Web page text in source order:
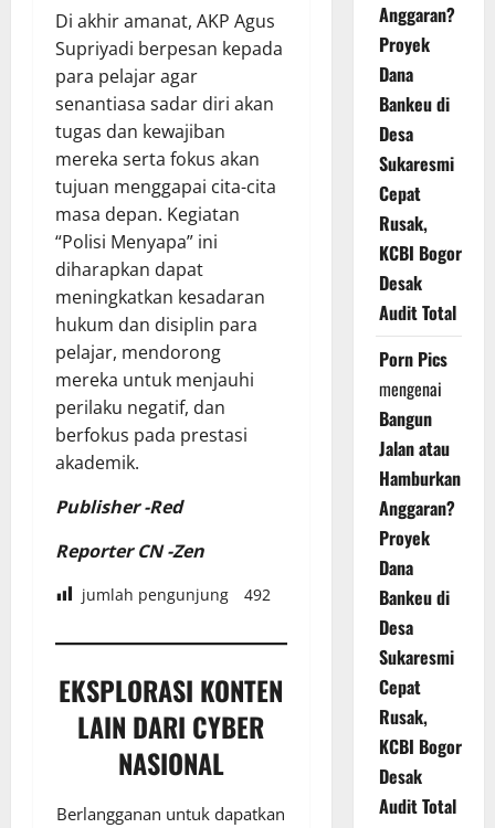
Di akhir amanat, AKP Agus
Supriyadi berpesan kepada
para pelajar agar
senantiasa sadar diri akan
tugas dan kewajiban
mereka serta fokus akan
tujuan menggapai cita-cita
masa depan. Kegiatan
“Polisi Menyapa” ini
diharapkan dapat
meningkatkan kesadaran
hukum dan disiplin para
pelajar, mendorong
mereka untuk menjauhi
perilaku negatif, dan
berfokus pada prestasi
akademik.
Publisher -Red
Reporter CN -Zen
jumlah pengunjung 492
EKSPLORASI KONTEN
LAIN DARI CYBER
NASIONAL
Berlangganan untuk dapatkan
Anggaran?
Proyek
Dana
Bankeu di
Desa
Sukaresmi
Cepat
Rusak,
KCBI Bogor
Desak
Audit Total
Porn Pics
mengenai
Bangun
Jalan atau
Hamburkan
Anggaran?
Proyek
Dana
Bankeu di
Desa
Sukaresmi
Cepat
Rusak,
KCBI Bogor
Desak
Audit Total